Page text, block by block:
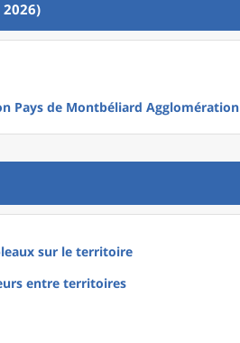
Pays de Montbéliard Agglomération
sur le territoire
entre territoires